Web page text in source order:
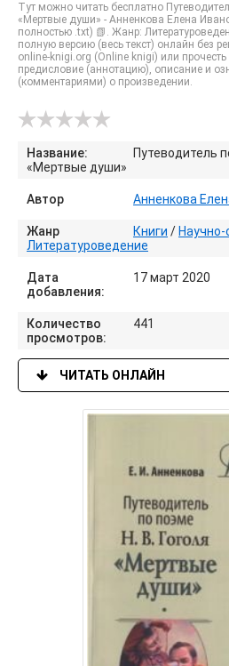
Тут можно читать бесплатно
«Мертвые души» - Анненкова Елена
полностью .txt) 📗. Жанр:
полную версию (весь текст) онлайн без
online-knigi.org (Online knigi) или
предисловие (аннотацию), описание и
(комментариями) о произведении.
Название:
Путеводитель
«Мертвые души»
Автор Анненкова
Жанр Книги / Научно-
Литературоведение
Дата
добавления:
17 март 2020
Количество
просмотров:
441
ЧИТАТЬ ОНЛАЙН